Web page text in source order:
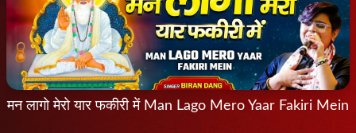
मन लागो मेरो यार फकीरी में Man Lago Mero Yaar Fakiri Mein